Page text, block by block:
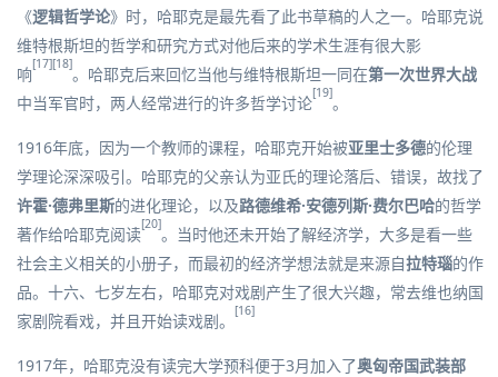
《逻辑哲学论》时，哈耶克是最先看了此书草稿的人之一。哈耶克说
维特根斯坦的哲学和研究方式对他后来的学术生涯有很大影
响[17][18]。哈耶克后来回忆当他与维特根斯坦一同在第一次世界大战
中当军官时，两人经常进行的许多哲学讨论[19]。
1916年底，因为一个教师的课程，哈耶克开始被亚里士多德的伦理
学理论深深吸引。哈耶克的父亲认为亚氏的理论落后、错误，故找了
许霍·德弗里斯的进化理论，以及路德维希·安德列斯·费尔巴哈的哲学
著作给哈耶克阅读[20]。当时他还未开始了解经济学，大多是看一些
社会主义相关的小册子，而最初的经济学想法就是来源自拉特瑙的作
品。十六、七岁左右，哈耶克对戏剧产生了很大兴趣，常去维也纳国
家剧院看戏，并且开始读戏剧。 [16]
1917年，哈耶克没有读完大学预科便于3月加入了奥匈帝国武装部